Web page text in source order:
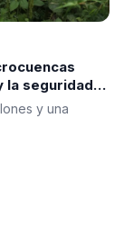
la seguridad
y una